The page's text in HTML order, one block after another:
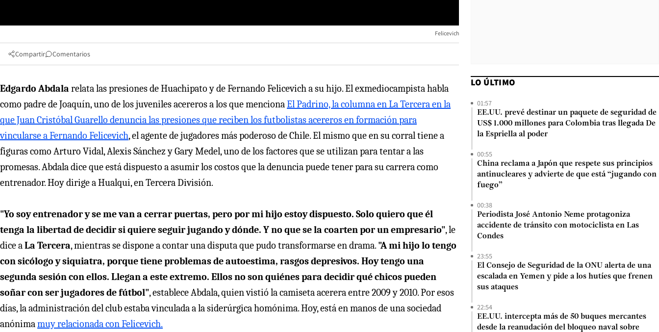
Felicevich
Compartir Comentarios
Edgardo Abdala relata las presiones de Huachipato y de Fernando Felicevich a su hijo. El exmediocampista habla
como padre de Joaquín, uno de los juveniles acereros a los que mencionaEl Padrino, la columna en La Tercera en la
que Juan Cristóbal Guarello denuncia las presiones que reciben los futbolistas acereros en formación para
vincularse a Fernando Felicevich, el agente de jugadores más poderoso de Chile. El mismo que en su corral tiene a
figuras como Arturo Vidal, Alexis Sánchez y Gary Medel, uno de los factores que se utilizan para tentar a las
promesas. Abdala dice que está dispuesto a asumir los costos que la denuncia puede tener para su carrera como
entrenador. Hoy dirige a Hualqui, en Tercera División.
"Yo soy entrenador y se me van a cerrar puertas, pero por mi hijo estoy dispuesto. Solo quiero que él
tenga la libertad de decidir si quiere seguir jugando y dónde. Y no que se la coarten por un empresario", le
dice aLa Tercera, mientras se dispone a contar una disputa que pudo transformarse en drama. "A mi hijo lo tengo
con sicólogo y siquiatra, porque tiene problemas de autoestima, rasgos depresivos. Hoy tengo una
segunda sesión con ellos. Llegan a este extremo. Ellos no son quiénes para decidir qué chicos pueden
soñar con ser jugadores de fútbol", establece Abdala, quien vistió la camiseta acerera entre 2009 y 2010. Por esos
días, la administración del club estaba vinculada a la siderúrgica homónima. Hoy, está en manos de una sociedad
anónimamuy relacionada con Felicevich.
LO ÚLTIMO
01:57
EE.UU. prevé destinar un paquete de seguridad de
US$ 1.000 millones para Colombia tras llegada De
la Espriella al poder
00:55
China reclama a Japón que respete sus principios
antinucleares y advierte de que está “jugando con
fuego”
00:38
Periodista José Antonio Neme protagoniza
accidente de tránsito con motociclista en Las
Condes
23:55
El Consejo de Seguridad de la ONU alerta de una
escalada en Yemen y pide a los hutíes que frenen
sus ataques
22:54
EE.UU. intercepta más de 50 buques mercantes
desde la reanudación del bloqueo naval sobre